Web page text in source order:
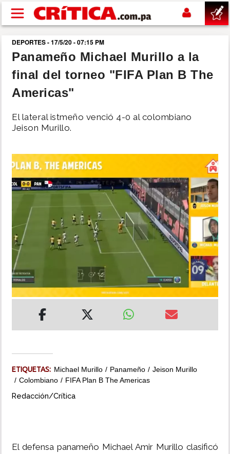
Pasar al contenido principal
buscar
SUCESOS
POLÍTICA
SHOW
DEPORTES
MUNDO
INSÓLITAS
MULTIMEDIA
DEPORTES - 17/5/20 - 07:15 PM
Panameño Michael Murillo a la
final del torneo "FIFA Plan B The
Americas"
El lateral istmeño venció 4-0 al colombiano
Jeison Murillo.
ETIQUETAS: Michael Murillo Panameño
Jeison Murillo
Colombiano
FIFA Plan B The Americas
Redacción/Crítica
El defensa panameño Michael Amir Murillo clasificó